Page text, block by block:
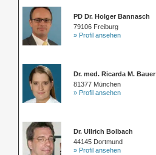
PD Dr. Holger Bannasch
79106 Freiburg
» Profil ansehen
Dr. med. Ricarda M. Bauer
81377 München
» Profil ansehen
Dr. Ullrich Bolbach
44145 Dortmund
» Profil ansehen